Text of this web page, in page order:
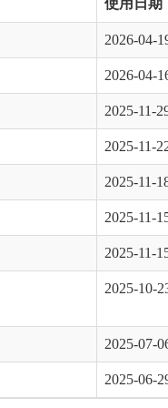
使用日期
2026-04-
2026-04-
2025-11-
2025-11-
2025-11-
2025-11-
2025-11-
2025-10-
2025-07-
2025-06-